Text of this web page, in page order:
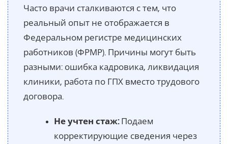
Часто врачи сталкиваются с тем, что
реальный опыт не отображается в
Федеральном регистре медицинских
работников (ФРМР). Причины могут быть
разными: ошибка кадровика, ликвидация
клиники, работа по ГПХ вместо трудового
договора.
Не учтен стаж:Подаем
корректирующие сведения через